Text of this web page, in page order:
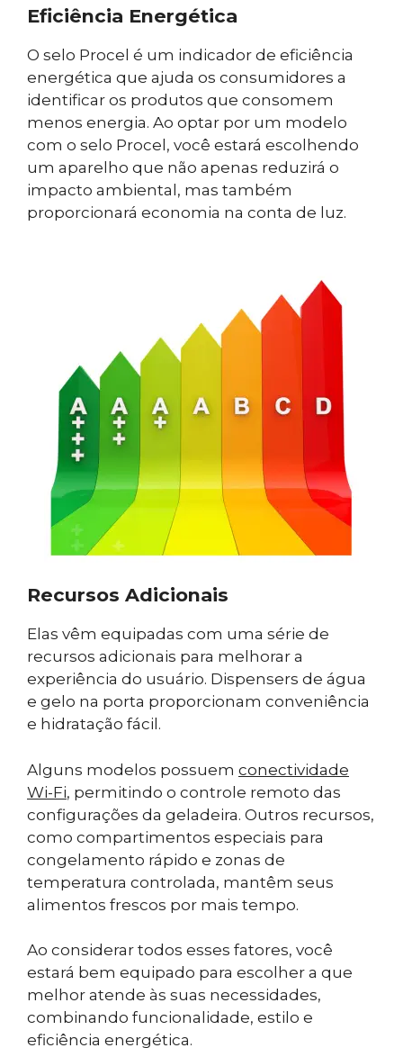
Eficiência Energética
O selo Procel é um indicador de eficiência
energética que ajuda os consumidores a
identificar os produtos que consomem
menos energia. Ao optar por um modelo
com o selo Procel, você estará escolhendo
um aparelho que não apenas reduzirá o
impacto ambiental, mas também
proporcionará economia na conta de luz.
Recursos Adicionais
Elas vêm equipadas com uma série de
recursos adicionais para melhorar a
experiência do usuário. Dispensers de água
e gelo na porta proporcionam conveniência
e hidratação fácil.
Alguns modelos possuem conectividade
Wi-Fi, permitindo o controle remoto das
configurações da geladeira. Outros recursos,
como compartimentos especiais para
congelamento rápido e zonas de
temperatura controlada, mantêm seus
alimentos frescos por mais tempo.
Ao considerar todos esses fatores, você
estará bem equipado para escolher a que
melhor atende às suas necessidades,
combinando funcionalidade, estilo e
eficiência energética.